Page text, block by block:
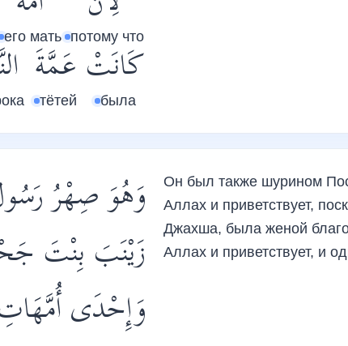
потому что
его мать
كَانَتْ
была
عَمَّةَ
тётей
وَهُوَ صِهْرُ
زَيْنَبَ بِنْتَ
وَإِحْدَى
Он был также шурином
Аллах и приветствует,
Джахша, была женой
Аллах и приветствует, и